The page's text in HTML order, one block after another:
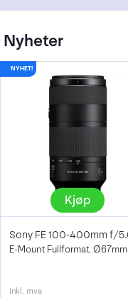
Nyheter
Kjøp
E-Mount Fullformat. Ø67mm
inkl. mva